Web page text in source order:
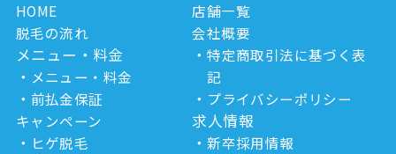
HOME
脱毛の流れ
メニュー・料金
メニュー・料金
前払金保証
キャンペーン
ヒゲ脱毛
店舗一覧
会社概要
特定商取引法に基づく表
記
プライバシーポリシー
求人情報
新卒採用情報